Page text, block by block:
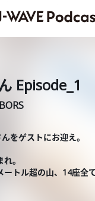
Episode_1
をゲストにお迎え。
。
ートル超の山、14座全